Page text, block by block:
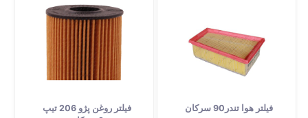
فیلتر هوا تندر90 سرکان
فیلتر روغن پژو 206 تیپ